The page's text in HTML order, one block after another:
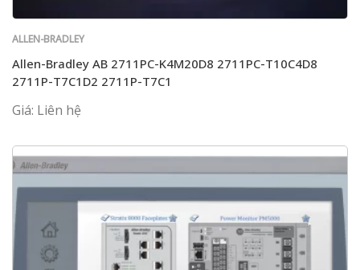
ALLEN-BRADLEY
Allen-Bradley AB 2711PC-K4M20D8 2711PC-T10C4D8
2711P-T7C1D2 2711P-T7C1
Giá: Liên hệ